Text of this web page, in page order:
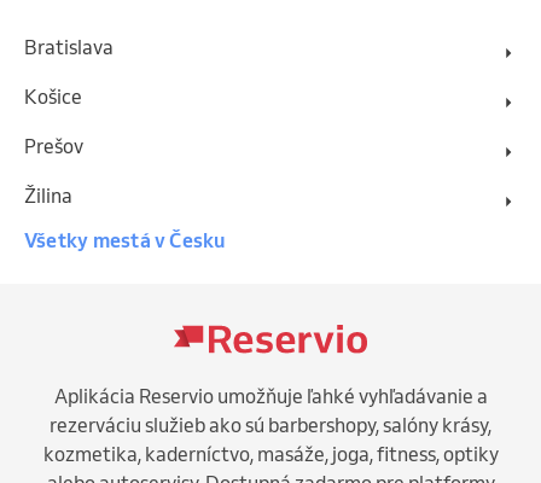
Bratislava
Košice
Prešov
Žilina
Všetky mestá v Česku
Aplikácia Reservio umožňuje ľahké vyhľadávanie a
rezerváciu služieb ako sú barbershopy, salóny krásy,
kozmetika, kaderníctvo, masáže, joga, fitness, optiky